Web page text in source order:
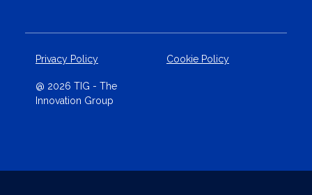
Privacy Policy Cookie Policy
@ 2026 TIG - The
Innovation Group